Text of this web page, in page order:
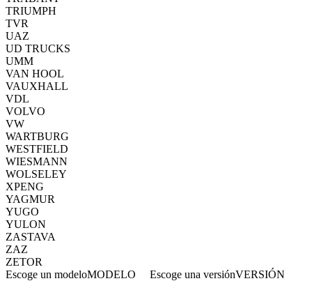
TRIUMPH
TVR
UAZ
UD TRUCKS
UMM
VAN HOOL
VAUXHALL
VDL
VOLVO
VW
WARTBURG
WESTFIELD
WIESMANN
WOLSELEY
XPENG
YAGMUR
YUGO
YULON
ZASTAVA
ZAZ
ZETOR
Escoge un modeloMODELO Escoge una versiónVERSIÓN